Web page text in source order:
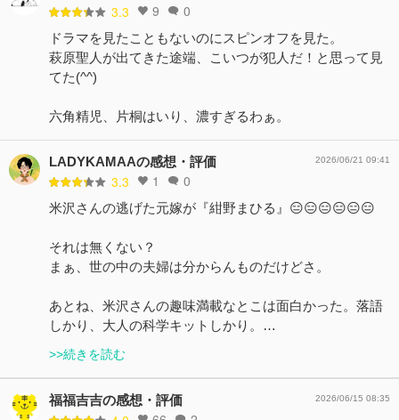
3.3 9 0
ドラマを見たこともないのにスピンオフを見た。
萩原聖人が出てきた途端、こいつが犯人だ！と思って見
てた(^^)
六角精児、片桐はいり、濃すぎるわぁ。
LADYKAMAAの感想・評価
3.3 1 0
2026/06/21 09:41
米沢さんの逃げた元嫁が『紺野まひる』😑😑😑😑😑😑
それは無くない？
まぁ、世の中の夫婦は分からんものだけどさ。
あとね、米沢さんの趣味満載なとこは面白かった。落語
しかり、大人の科学キットしかり。…
>>続きを読む
福福吉吉の感想・評価 2026/06/15 08:35